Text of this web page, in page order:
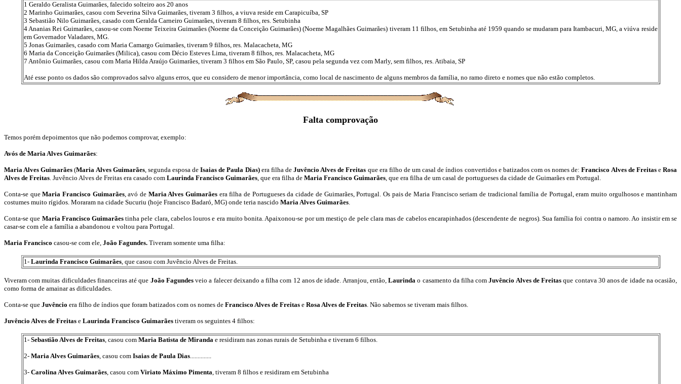
1 Geraldo Geralista Guimarães, falecido solteiro aos 20 anos
2 Marinho Guimarães, casou com Severina Silva Guimarães, tiveram 3 filhos, a viuva reside em Carapicuíba, SP
3 Sebastião Nilo Guimarães, casado com Geralda Carneiro Guimarães, tiveram 8 filhos, res. Setubinha
4 Ananias Rei Guimarães, casou-se com Noeme Teixeira Guimarães (Noeme da Conceição Guimarães) (Noeme Magalhães Guimarães) tiveram 11 filhos, em Setubinha até 1959 quando se mudaram para Itambacuri, MG, a viúva reside
em Governador Valadares, MG.
5 Jonas Guimarães, casado com Maria Camargo Guimarães, tiveram 9 filhos, res. Malacacheta, MG
6 Maria da Conceição Guimarães (Milica), casou com Décio Esteves Lima, tiveram 8 filhos, res. Malacacheta, MG
7 Antônio Guimarães, casou com Maria Hilda Araújo Guimarães, tiveram 3 filhos em São Paulo, SP, casou pela segunda vez com Marly, sem filhos, res. Atibaia, SP
Até esse ponto os dados são comprovados salvo alguns erros, que eu considero de menor importância, como local de nascimento de alguns membros da família, no ramo direto e nomes que não estão completos.
Falta comprovação
Temos porém depoimentos que não podemos comprovar, exemplo:
Avós de Maria Alves Guimarães:
Maria Alves Guimarães (Maria Alves Guimarães, segunda esposa deIsaias de Paula Dias)era filha de Juvêncio Alves de Freitas que era filho de um casal de índios convertidos e batizados com os nomes de:Francisco Alves de Freitase Rosa
Alves de Freitas. Juvêncio Alves de Freitas era casado com Laurinda Francisco Guimarães, que era filha de Maria Francisco Guimarães, que era filha de um casal de portugueses da cidade de Guimarães em Portugal.
Conta-se queMaria Francisco Guimarães, avó de Maria Alves Guimarães era filha de Portugueses da cidade de Guimarães, Portugal. Os pais de Maria Francisco seriam de tradicional família de Portugal, eram muito orgulhosos e mantinham
costumes muito rígidos. Moraram na cidade Sucuriu (hoje Francisco Badaró, MG) onde teria nascido Maria Alves Guimarães.
Conta-se que Maria Francisco Guimarães tinha pele clara, cabelos louros e era muito bonita. Apaixonou-se por um mestiço de pele clara mas de cabelos encarapinhados (descendente de negros). Sua família foi contra o namoro. Ao insistir em se
casar-se com ele a família a abandonou e voltou para Portugal.
Maria Francisco casou-se com ele, João Fagundes. Tiveram somente uma filha:
1- Laurinda Francisco Guimarães, que casou com Juvêncio Alves de Freitas.
Viveram com muitas dificuldades financeiras até que João Fagundesveio a falecer deixando a filha com 12 anos de idade. Arranjou, então,Laurinda o casamento da filha comJuvêncio Alves de Freitas que contava 30 anos de idade na ocasião,
como forma de amainar as dificuldades.
Conta-se que Juvêncio era filho de índios que foram batizados com os nomes de Francisco Alves de Freitas e Rosa Alves de Freitas. Não sabemos se tiveram mais filhos.
Juvêncio Alves de Freitas e Laurinda Francisco Guimarães tiveram os seguintes 4 filhos:
1- Sebastião Alves de Freitas, casou com Maria Batista de Mirandae residiram nas zonas rurais de Setubinha e tiveram 6 filhos.
2- Maria Alves Guimarães, casou com Isaias de Paula Dias..............
3- Carolina Alves Guimarães, casou com Viriato Máximo Pimenta, tiveram 8 filhos e residiram em Setubinha